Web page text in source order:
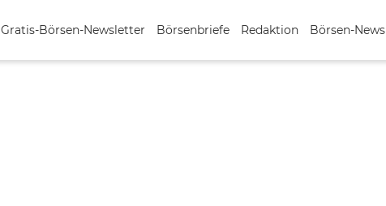
Gratis-Börsen-Newsletter Börsenbriefe Redaktion Börsen-News